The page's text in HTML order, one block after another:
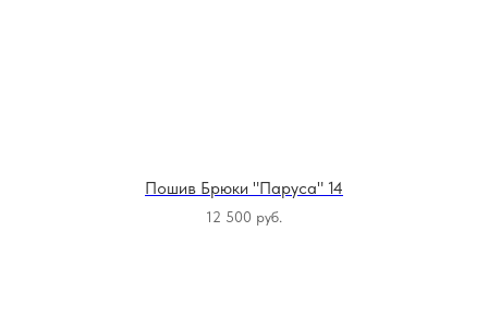
Пошив Брюки "Паруса" 14
12 500 руб.